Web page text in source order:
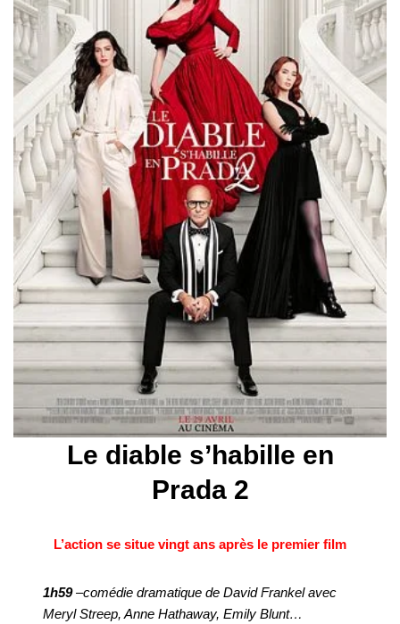
Le diable s’habille en
Prada 2
L’action se situe vingt ans après le premier film
1h59–comédie dramatique de David Frankel avec
Meryl Streep, Anne Hathaway, Emily Blunt…